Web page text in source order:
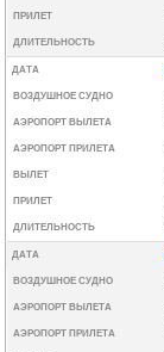
ПРИЛЕТ
ДЛИТЕЛЬНОСТЬ
ДАТА
ВОЗДУШНОЕ СУДНО
АЭРОПОРТ ВЫЛЕТА
АЭРОПОРТ ПРИЛЕТА
ВЫЛЕТ
ПРИЛЕТ
ДЛИТЕЛЬНОСТЬ
ДАТА
ВОЗДУШНОЕ СУДНО
АЭРОПОРТ ВЫЛЕТА
АЭРОПОРТ ПРИЛЕТА